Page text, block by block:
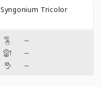
Syngonium Tricolor
—
—
—